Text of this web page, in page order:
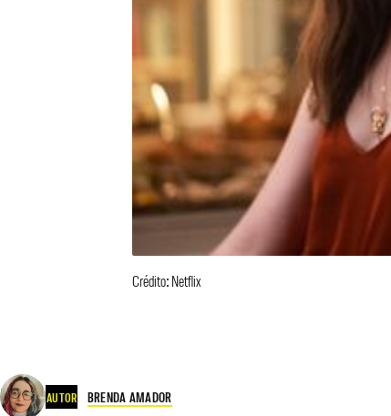
Crédito: Netflix
AUTOR BRENDA AMADOR